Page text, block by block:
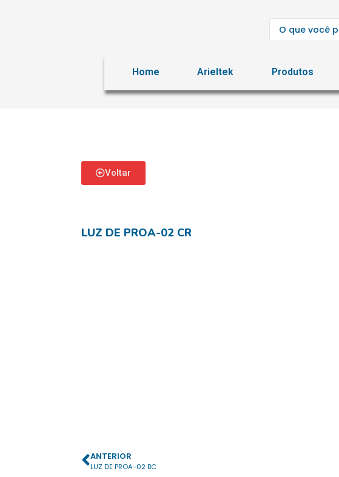
Home Arieltek Produtos
Voltar
LUZ DE PROA-02 CR
ANTERIOR
LUZ DE PROA-02 BC